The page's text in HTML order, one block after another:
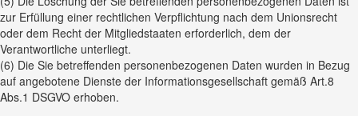
zur Erfüllung einer rechtlichen Verpflichtung nach dem Unionsrecht
oder dem Recht der Mitgliedstaaten erforderlich, dem der
Verantwortliche unterliegt.
(6) Die Sie betreffenden personenbezogenen Daten wurden in Bezug
auf angebotene Dienste der Informationsgesellschaft gemäß Art.8
Abs.1 DSGVO erhoben.